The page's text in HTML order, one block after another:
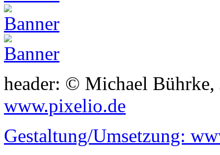
header: © Michael
www.pixelio.de
Gestaltung/Umsetzung: